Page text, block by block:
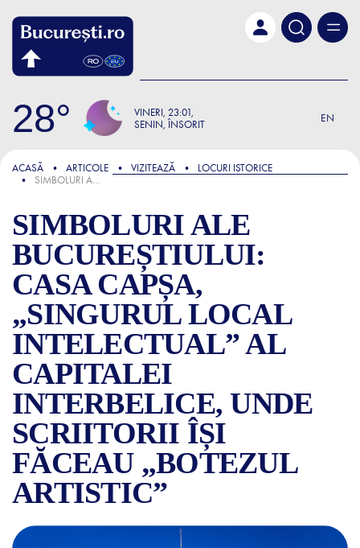
28 VINERI 23:01
SENIN, ÎNSORIT
EN
FOCUS
ACASĂ ARTICOLE VIZITEAZĂ
LOCURI ISTORICE
SIMBOLURI ALE BUCUREȘTIULUI: CASA CAPȘA, „SINGURUL LOCAL INTELECTUAL” AL CAPITALEI INTERBELICE, UNDE SCRIITORII ÎȘI FĂCEAU „BOTEZUL ARTISTIC”
SIMBOLURI ALE
BUCUREȘTIULUI:
CASA CAPȘA,
„SINGURUL LOCAL
INTELECTUAL” AL
CAPITALEI
INTERBELICE, UNDE
SCRIITORII ÎȘI
FĂCEAU „BOTEZUL
ARTISTIC”
SIMBOLURI ALE